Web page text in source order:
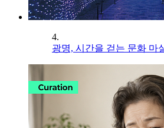
4.
광명, 시간을 걷는 문화 마